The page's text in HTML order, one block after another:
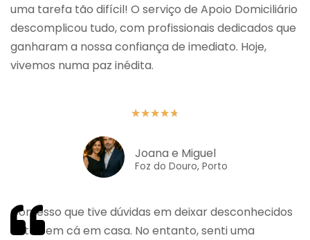
uma tarefa tão difícil! O serviço de Apoio Domiciliário
descomplicou tudo, com profissionais dedicados que
ganharam a nossa confiança de imediato. Hoje,
vivemos numa paz inédita.
★★★★★
Joana e Miguel
Foz do Douro, Porto
Confesso que tive dúvidas em deixar desconhecidos
entrarem cá em casa. No entanto, senti uma